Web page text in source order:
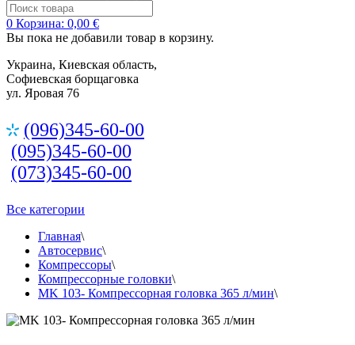
0 Корзина: 0,00 €
Вы пока не добавили товар в корзину.
Украина, Киевская область,
Софиевская борщаговка
ул. Яровая 76
(096)345-60-00
(095)345-60-00
(073)345-60-00
Все категории
Главная\
Автосервис\
Компрессоры\
Компрессорные головки\
MK 103- Компрессорная головка 365 л/мин\